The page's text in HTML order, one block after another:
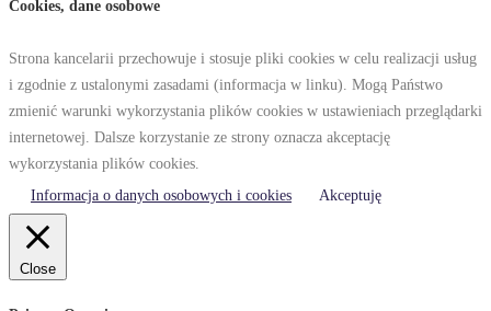
Cookies, dane osobowe
Strona kancelarii przechowuje i stosuje pliki cookies w celu realizacji usług
i zgodnie z ustalonymi zasadami (informacja w linku). Mogą Państwo
zmienić warunki wykorzystania plików cookies w ustawieniach przeglądarki
internetowej. Dalsze korzystanie ze strony oznacza akceptację
wykorzystania plików cookies.
Informacja o danych osobowych i cookies
Akceptuję
Close